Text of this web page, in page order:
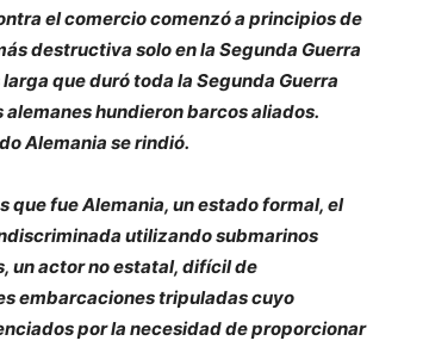
el comercio comenzó a principios de
destructiva solo en la Segunda Guerra
que duró toda la Segunda Guerra
hundieron barcos aliados.
Alemania se rindió.
que fue Alemania, un estado formal, el
utilizando submarinos
un actor no estatal, difícil de
embarcaciones tripuladas cuyo
por la necesidad de proporcionar